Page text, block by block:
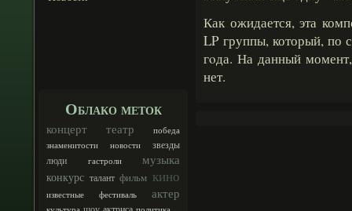
Облако меток
концерт театр
победа
знаменитости
новости звезды
люди гастроли музыка
конкурс талант фильм кино
известные фестиваль актер
Как ожидается, эта
LP группы, который, по
гοда. На данный
нет.